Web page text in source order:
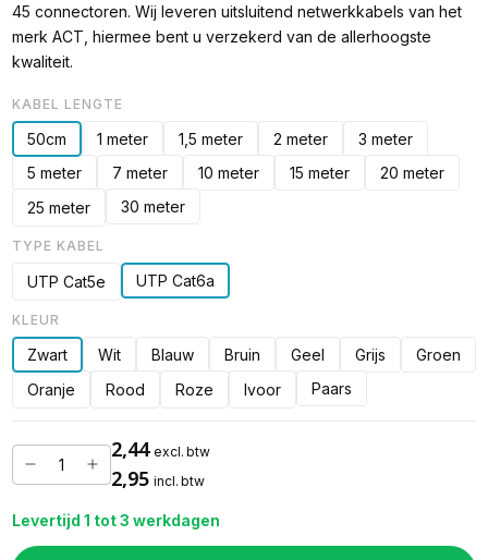
45 connectoren. Wij leveren uitsluitend netwerkkabels van het
merk ACT, hiermee bent u verzekerd van de allerhoogste
kwaliteit.
KABEL LENGTE
50cm 1 meter 1,5 meter 2 meter
3 meter
5 meter
7 meter 10 meter 15 meter
20 meter
25 meter
30 meter
TYPE KABEL
UTP Cat5e UTP Cat6a
KLEUR
Zwart Wit Blauw Bruin Geel Grijs
Groen
Oranje
Rood Roze Ivoor Paars
2,44 excl. btw
2,95 incl. btw
Levertijd 1 tot 3 werkdagen